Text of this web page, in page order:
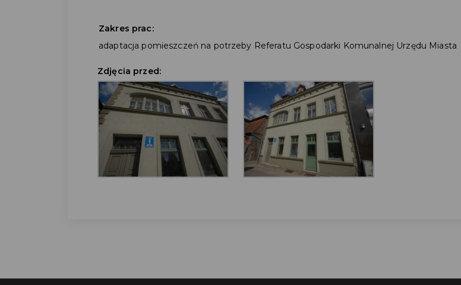
Zakres prac:
adaptacja pomieszczeń na potrzeby Referatu Gospodarki Komunalnej Urzędu Miasta
Zdjęcia przed: